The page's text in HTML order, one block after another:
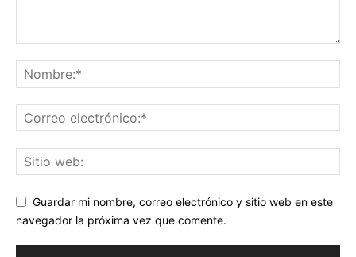
Guardar mi nombre, correo electrónico y sitio web en este
navegador la próxima vez que comente.